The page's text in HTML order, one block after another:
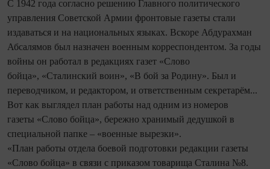
С 1942 года согласно решению Главного политического
управления Советской Армии фронтовые газеты стали
издаваться и на национальных языках. Вскоре Абдурахман
Абсалямов был назначен военным корреспондентом. За годы
войны он работал в редакциях газет «Слово
бойца», «Сталинский воин», «В бой за Родину». Был и
переводчиком, и редактором, и ответственным секретарём...
Вот как выглядел план работы над одним из номеров
газеты «Слово бойца», бережно хранимый дедушкой в
специальной папке – «военные вырезки».
«План работы отдела боевой подготовки редакции газеты
«Слово бойца» в связи с приказом товарища Сталина №8.